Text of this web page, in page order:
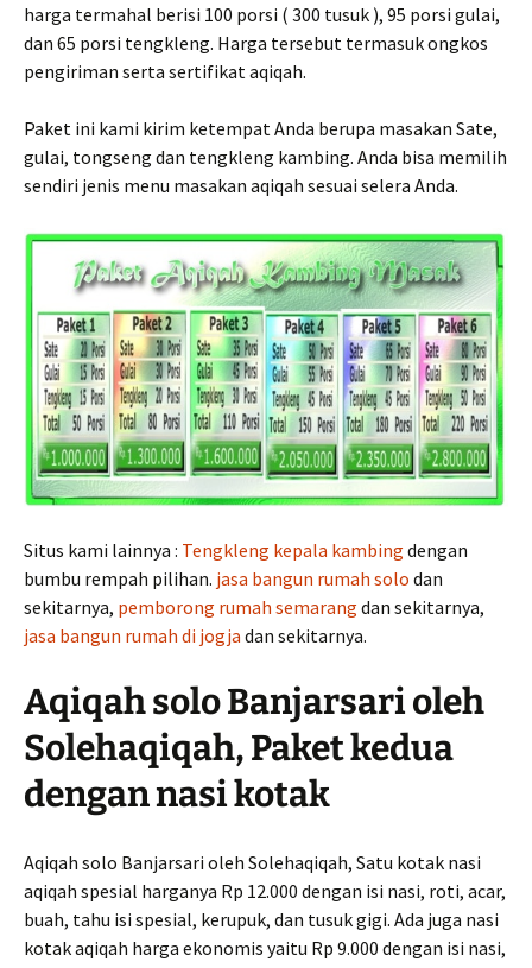
harga termahal berisi 100 porsi ( 300 tusuk ), 95 porsi gulai,
dan 65 porsi tengkleng. Harga tersebut termasuk ongkos
pengiriman serta sertifikat aqiqah.
Paket ini kami kirim ketempat Anda berupa masakan Sate,
gulai, tongseng dan tengkleng kambing. Anda bisa memilih
sendiri jenis menu masakan aqiqah sesuai selera Anda.
Situs kami lainnya : Tengkleng kepala kambing dengan
bumbu rempah pilihan. jasa bangun rumah solo dan
sekitarnya, pemborong rumah semarang dan sekitarnya,
jasa bangun rumah di jogja dan sekitarnya.
Aqiqah solo Banjarsari oleh
Solehaqiqah, Paket kedua
dengan nasi kotak
Aqiqah solo Banjarsari oleh Solehaqiqah, Satu kotak nasi
aqiqah spesial harganya Rp 12.000 dengan isi nasi, roti, acar,
buah, tahu isi spesial, kerupuk, dan tusuk gigi. Ada juga nasi
kotak aqiqah harga ekonomis yaitu Rp 9.000 dengan isi nasi,